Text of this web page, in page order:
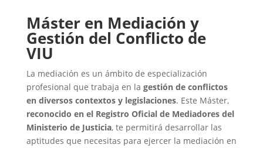
Máster en Mediación y
Gestión del Conflicto de
VIU
La mediación es un ámbito de especialización
profesional que trabaja en la gestión de conflictos
en diversos contextos y legislaciones. Este Máster,
reconocido en el Registro Oficial de Mediadores del
Ministerio de Justicia, te permitirá desarrollar las
aptitudes que necesitas para ejercer la mediación en